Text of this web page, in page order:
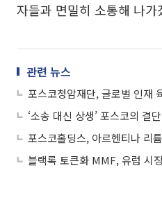
자들과 면밀히 소통해 나가
관련 뉴스
블랙록 토큰화 MMF, 유럽 시